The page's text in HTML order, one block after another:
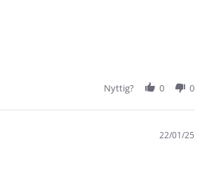
Nyttig? 0 0
22/01/25